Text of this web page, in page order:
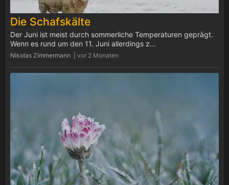
Die Schafskälte
Nikolas Zimmermann | vor 2 Monaten
Der Juni ist meist durch sommerliche Temperaturen geprägt.
Wenn es rund um den 11. Juni allerdings z...